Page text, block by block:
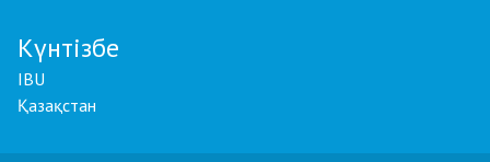
Күнтізбе
IBU
Қазақстан